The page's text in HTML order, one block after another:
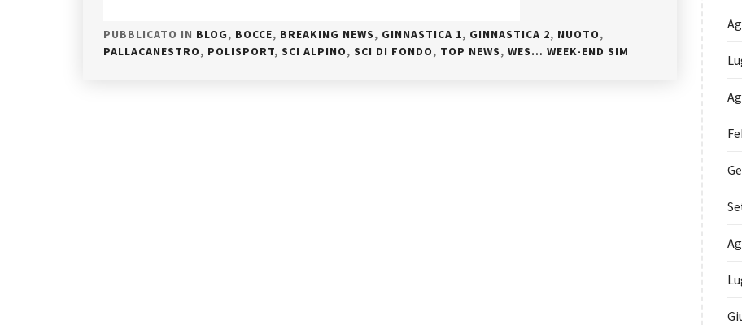
PUBBLICATO IN BLOG, BOCCE, BREAKING NEWS, GINNASTICA 1, GINNASTICA 2, NUOTO,
PALLACANESTRO, POLISPORT, SCI ALPINO, SCI DI FONDO, TOP NEWS, WES… WEEK-END SIM